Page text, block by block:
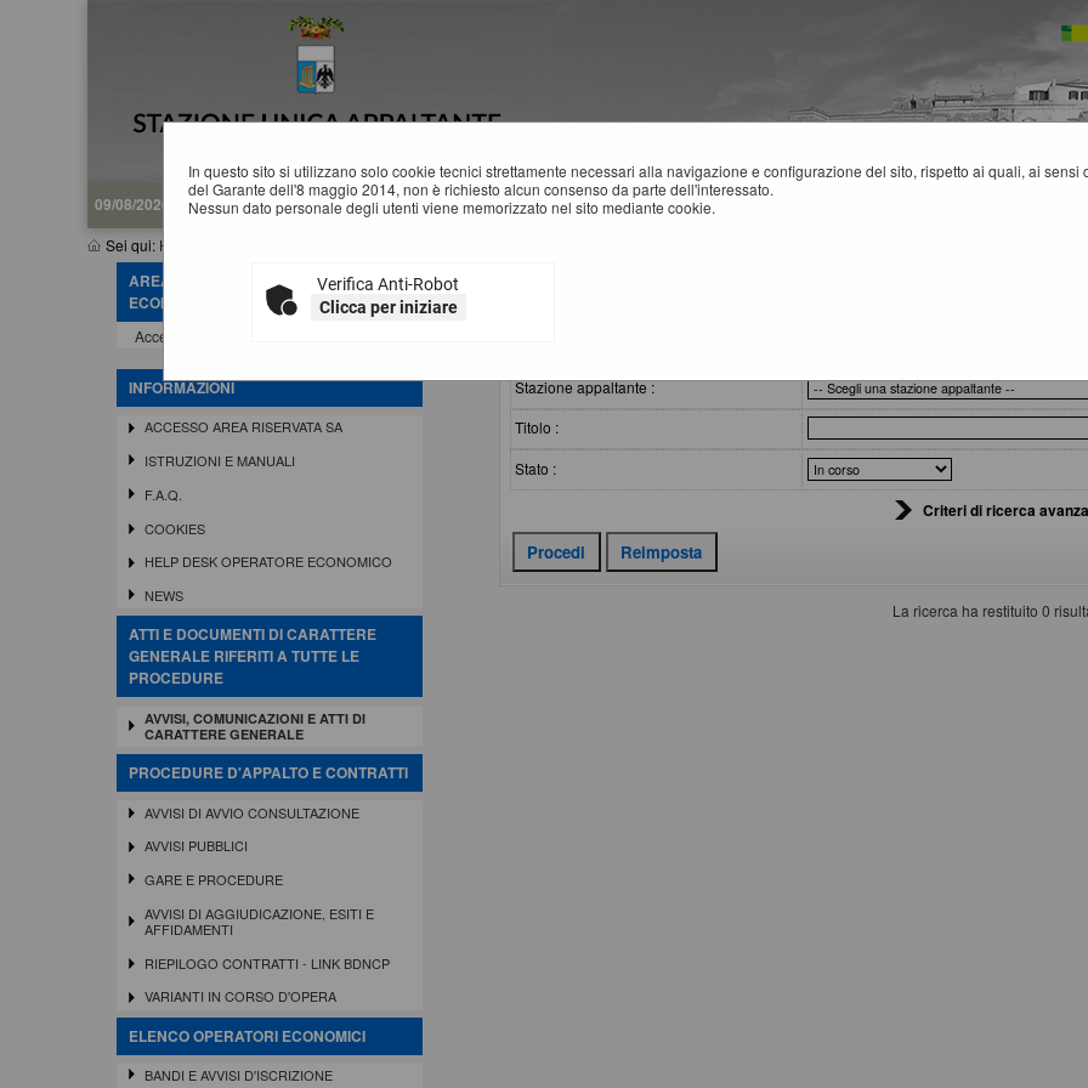
09/08/2026 16:15
Sei qui: Home
In questo sito si utilizzano solo cookie tecnici strettamente necessari alla navigazione e configurazione del sito, rispetto ai quali, ai
del Garante dell'8 maggio 2014, non è richiesto alcun consenso da parte dell'interessato.
Nessun dato personale degli utenti viene memorizzato nel sito mediante cookie.
Verifica Anti-Robot
Clicca per iniziare
AREA RISERVATA OPERATORE
ECONOMICO
Accedi - Registrati
INFORMAZIONI
ACCESSO AREA RISERVATA SA
ISTRUZIONI E MANUALI
F.A.Q.
COOKIES
HELP DESK OPERATORE ECONOMICO
NEWS
ATTI E DOCUMENTI DI CARATTERE
GENERALE RIFERITI A TUTTE LE
PROCEDURE
AVVISI, COMUNICAZIONI E ATTI DI
CARATTERE GENERALE
PROCEDURE D'APPALTO E CONTRATTI
AVVISI DI AVVIO CONSULTAZIONE
AVVISI PUBBLICI
GARE E PROCEDURE
AVVISI DI AGGIUDICAZIONE, ESITI E
AFFIDAMENTI
RIEPILOGO CONTRATTI - LINK BDNCP
VARIANTI IN CORSO D'OPERA
ELENCO OPERATORI ECONOMICI
BANDI E AVVISI D'ISCRIZIONE
Stazione appaltante :
Titolo :
Stato :
Criteri di ricerca
La ricerca ha restituito 0